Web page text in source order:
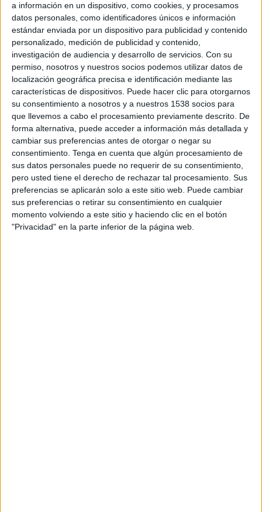
a información en un dispositivo, como cookies, y procesamos
datos personales, como identificadores únicos e información
estándar enviada por un dispositivo para publicidad y contenido
personalizado, medición de publicidad y contenido,
investigación de audiencia y desarrollo de servicios. Con su
permiso, nosotros y nuestros socios podemos utilizar datos de
localización geográfica precisa e identificación mediante las
características de dispositivos. Puede hacer clic para otorgarnos
su consentimiento a nosotros y a nuestros 1538 socios para
que llevemos a cabo el procesamiento previamente descrito. De
forma alternativa, puede acceder a información más detallada y
cambiar sus preferencias antes de otorgar o negar su
consentimiento. Tenga en cuenta que algún procesamiento de
sus datos personales puede no requerir de su consentimiento,
pero usted tiene el derecho de rechazar tal procesamiento. Sus
preferencias se aplicarán solo a este sitio web. Puede cambiar
sus preferencias o retirar su consentimiento en cualquier
momento volviendo a este sitio y haciendo clic en el botón
"Privacidad" en la parte inferior de la página web.
Fotografía e iluminación: Ángel Ruiz
Ayudante de fotografía: Roland Bos
Peluquería y maquillaje: Ibar Vacino
Estilista: Ale Lozano Set
Design y dirección de arte: Ale Ordoñez y
Andreu Cortés de Negromate
Filmmaker: Omar Daher
Producción: Anna Teixidor, Carla Muñoz y
Rai Recoder de Deleito
Asistentes de edición: Eric Blanch y Floriana
Glamba
Venus: Maria Vallespí
Ángeles: Lucas de Olivera, Martina Schultz y
Mariana Castaño
Anunciante / marca: Deleito